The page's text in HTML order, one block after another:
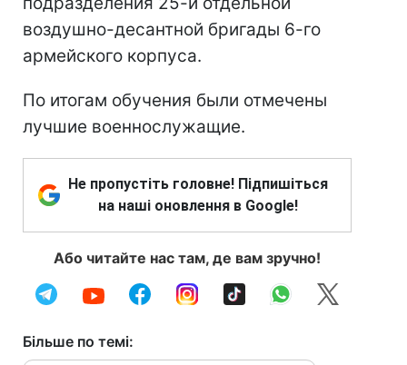
воздушно-десантной бригады 6-го
армейского корпуса.
По итогам обучения были отмечены
лучшие военнослужащие.
Не пропустіть головне! Підпишіться
на наші оновлення в Google!
Або читайте нас там, де вам зручно!
Більше по темі: